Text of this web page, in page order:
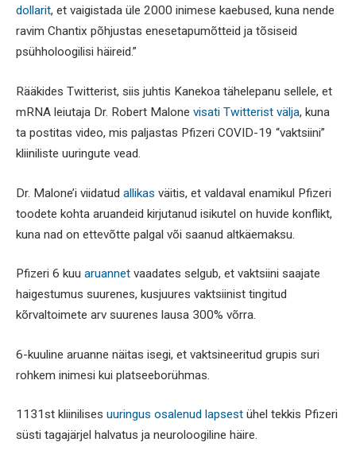
dollarit, et vaigistada üle 2000 inimese kaebused, kuna nende
ravim Chantix põhjustas enesetapumõtteid ja tõsiseid
psühholoogilisi häireid.”
Rääkides Twitterist, siis juhtis Kanekoa tähelepanu sellele, et
mRNA leiutaja Dr. Robert Malone visati Twitterist välja, kuna
ta postitas video, mis paljastas Pfizeri COVID-19 “vaktsiini”
kliiniliste uuringute vead.
Dr. Malone’i viidatud allikas väitis, et valdaval enamikul Pfizeri
toodete kohta aruandeid kirjutanud isikutel on huvide konflikt,
kuna nad on ettevõtte palgal või saanud altkäemaksu.
Pfizeri 6 kuu aruannet vaadates selgub, et vaktsiini saajate
haigestumus suurenes, kusjuures vaktsiinist tingitud
kõrvaltoimete arv suurenes lausa 300% võrra.
6-kuuline aruanne näitas isegi, et vaktsineeritud grupis suri
rohkem inimesi kui platseeborühmas.
1131st kliinilises uuringus osalenud lapsest ühel tekkis Pfizeri
süsti tagajärjel halvatus ja neuroloogiline häire.